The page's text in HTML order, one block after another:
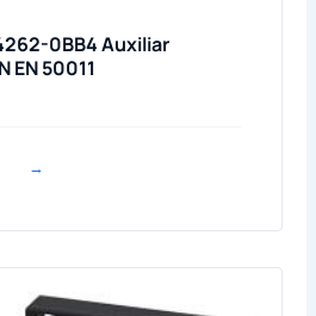
0BB4 Auxiliar
EN 50011
→